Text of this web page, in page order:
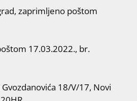
zaprimljeno poštom
17.03.2022., br.
Gvozdanovića 18/V/17, Novi